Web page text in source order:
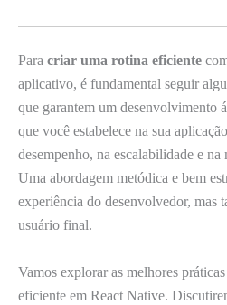
Para criar uma rotina eficiente
aplicativo, é fundamental seguir
que garantem um desenvolvimento
que você estabelece na sua
desempenho, na escalabilidade e
Uma abordagem metódica e bem
experiência do desenvolvedor, mas
usuário final.
Vamos explorar as melhores
eficiente em React Native.